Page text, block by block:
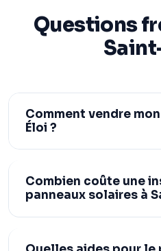
Questions
Comment vendre
Éloi ?
Combien coûte une
panneaux solaires à